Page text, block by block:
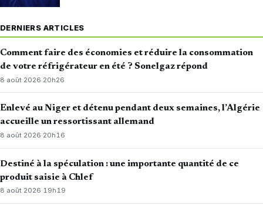
DERNIERS ARTICLES
Comment faire des économies et réduire la consommation
de votre réfrigérateur en été ? Sonelgaz répond
8 août 2026·20h26
Enlevé au Niger et détenu pendant deux semaines, l’Algérie
accueille un ressortissant allemand
8 août 2026·20h16
Destiné à la spéculation : une importante quantité de ce
produit saisie à Chlef
8 août 2026·19h19